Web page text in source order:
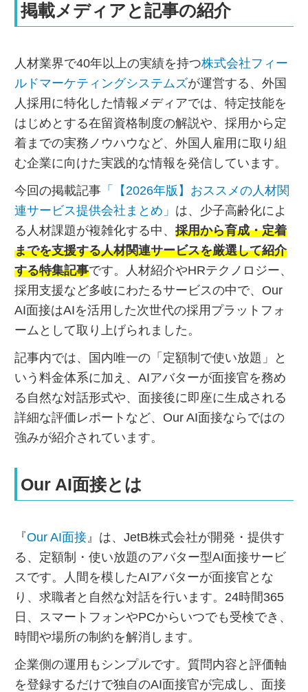
掲載メディアと記事の紹介
人材業界で40年以上の実績を持つ株式会社フィー
ルドマーケティングシステムズが運営する、外国
人採用に特化した情報メディアでは、特定技能を
はじめとする在留資格制度の解説や、採用から定
着までの実務ノウハウなど、外国人雇用に取り組
む企業に向けた実践的な情報を発信しています。
今回の掲載記事 「【2026年版】おススメの人材関
連サービス提供会社まとめ」 は、少子高齢化によ
る人材課題が複雑化する中、 採用から育成・定着
までを支援する人材関連サービスを厳選して紹介
する特集記事です。人材紹介やHRテクノロジー、
採用支援など多岐にわたるサービスの中で、Our
AI面接はAIを活用した次世代の採用プラットフォ
ームとして取り上げられました。
記事内では、国内唯一の「定額制で使い放題」と
いう料金体系に加え、AIアバターが面接官を務め
る自然な対話形式や、面接後に即座に生成される
詳細な評価レポートなど、Our AI面接ならではの
強みが紹介されています。
Our AI面接とは
『Our AI面接 』は、JetB株式会社が開発・提供す
る、定額制・使い放題のアバター型AI面接サービ
スです。人間を模したAIアバターが面接官とな
り、求職者と自然な対話を行います。24時間365
日、スマートフォンやPCからいつでも受検でき、
時間や場所の制約を解消します。
企業側の運用もシンプルです。質問内容と評価軸
を登録するだけで独自のAI面接官が完成し、面接